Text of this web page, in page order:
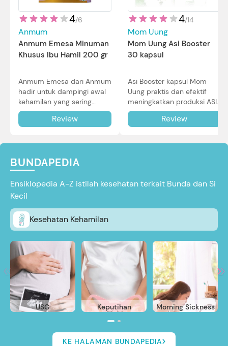
4/6
Anmum
Anmum Emesa Minuman
Khusus Ibu Hamil 200 gr
Anmum Emesa dari Anmum
hadir untuk dampingi awal
kehamilan yang sering
diiringi dengan mual dan
muntah. Simak reviewnya di
Review
4/14
Mom Uung
Mom Uung Asi Booster
30 kapsul
Asi Booster kapsul Mom
Uung praktis dan efektif
meningkatkan produksi ASI
Bunda untuk Si Kecil. Simak
review lengkapnya di sini.
Review
BUNDAPEDIA
Ensiklopedia A-Z istilah kesehatan terkait Bunda dan Si
Kecil
Kesehatan Kehamilan
USG Keputihan Morning Sickness
KE HALAMAN BUNDAPEDIA